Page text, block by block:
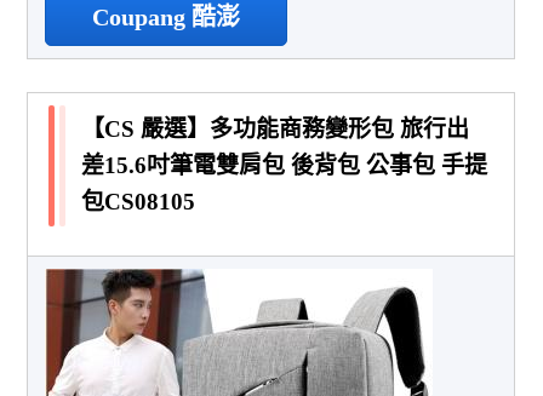
Coupang 酷澎
【CS 嚴選】多功能商務變形包 旅行出
差15.6吋筆電雙肩包 後背包 公事包 手提
包CS08105